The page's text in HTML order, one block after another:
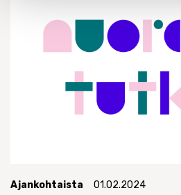
Ajankohtaista 01.02.2024